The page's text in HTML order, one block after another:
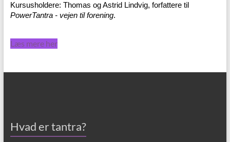
Kursusholdere: Thomas og Astrid Lindvig, forfattere til
PowerTantra - vejen til forening.
Læs mere her
Hvad er tantra?